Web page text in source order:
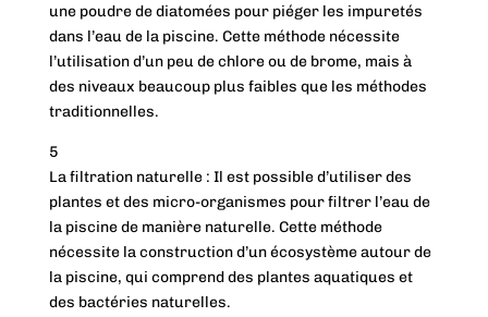
une poudre de diatomées pour piéger les impuretés
dans l’eau de la piscine. Cette méthode nécessite
l’utilisation d’un peu de chlore ou de brome, mais à
des niveaux beaucoup plus faibles que les méthodes
traditionnelles.
5
La filtration naturelle : Il est possible d’utiliser des
plantes et des micro-organismes pour filtrer l’eau de
la piscine de manière naturelle. Cette méthode
nécessite la construction d’un écosystème autour de
la piscine, qui comprend des plantes aquatiques et
des bactéries naturelles.